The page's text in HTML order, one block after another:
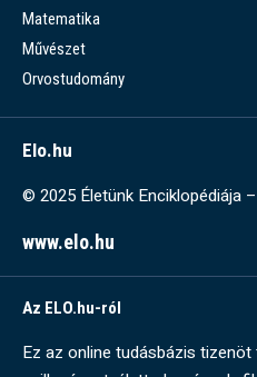
Matematika
Művészet
Orvostudomány
Elo.hu
© 2025 Életünk Enciklopédiája
www.elo.hu
Az ELO.hu-ról
Ez az online tudásbázis